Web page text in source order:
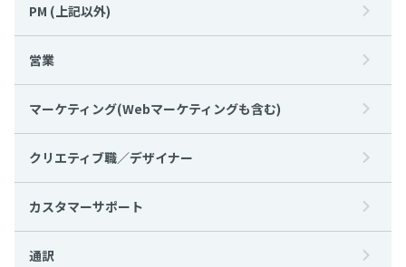
PM (上記以外)
営業
マーケティング(Webマーケティングも含む)
クリエティブ職／デザイナー
カスタマーサポート
通訳